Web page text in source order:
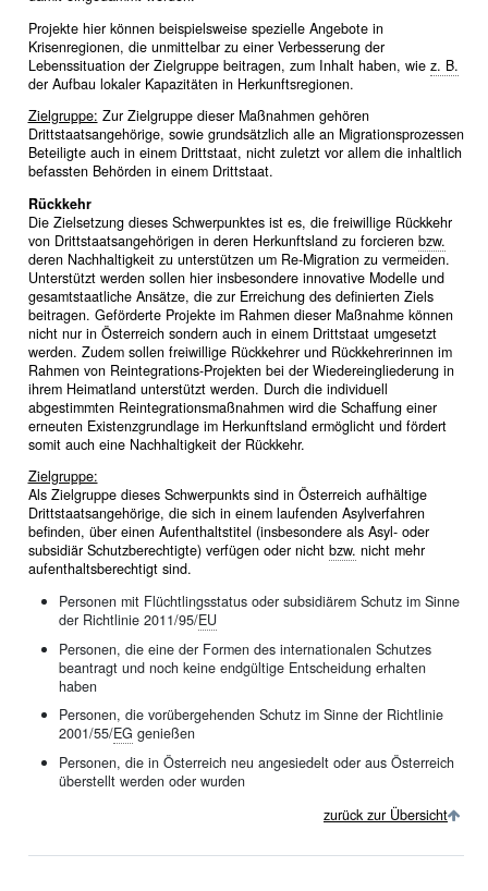
Projekte hier können beispielsweise spezielle Angebote in
Krisenregionen, die unmittelbar zu einer Verbesserung der
Lebenssituation der Zielgruppe beitragen, zum Inhalt haben, wie z. B.
der Aufbau lokaler Kapazitäten in Herkunftsregionen.
Zielgruppe: Zur Zielgruppe dieser Maßnahmen gehören
Drittstaatsangehörige, sowie grundsätzlich alle an Migrationsprozessen
Beteiligte auch in einem Drittstaat, nicht zuletzt vor allem die inhaltlich
befassten Behörden in einem Drittstaat.
Rückkehr
Die Zielsetzung dieses Schwerpunktes ist es, die freiwillige Rückkehr
von Drittstaatsangehörigen in deren Herkunftsland zu forcieren bzw.
deren Nachhaltigkeit zu unterstützen um Re-Migration zu vermeiden.
Unterstützt werden sollen hier insbesondere innovative Modelle und
gesamtstaatliche Ansätze, die zur Erreichung des definierten Ziels
beitragen. Geförderte Projekte im Rahmen dieser Maßnahme können
nicht nur in Österreich sondern auch in einem Drittstaat umgesetzt
werden. Zudem sollen freiwillige Rückkehrer und Rückkehrerinnen im
Rahmen von Reintegrations-Projekten bei der Wiedereingliederung in
ihrem Heimatland unterstützt werden. Durch die individuell
abgestimmten Reintegrationsmaßnahmen wird die Schaffung einer
erneuten Existenzgrundlage im Herkunftsland ermöglicht und fördert
somit auch eine Nachhaltigkeit der Rückkehr.
Zielgruppe:
Als Zielgruppe dieses Schwerpunkts sind in Österreich aufhältige
Drittstaatsangehörige, die sich in einem laufenden Asylverfahren
befinden, über einen Aufenthaltstitel (insbesondere als Asyl- oder
subsidiär Schutzberechtigte) verfügen oder nicht bzw. nicht mehr
aufenthaltsberechtigt sind.
Personen mit Flüchtlingsstatus oder subsidiärem Schutz im Sinne
der Richtlinie 2011/95/EU
Personen, die eine der Formen des internationalen Schutzes
beantragt und noch keine endgültige Entscheidung erhalten
haben
Personen, die vorübergehenden Schutz im Sinne der Richtlinie
2001/55/EG genießen
Personen, die in Österreich neu angesiedelt oder aus Österreich
überstellt werden oder wurden
zurück zur Übersicht